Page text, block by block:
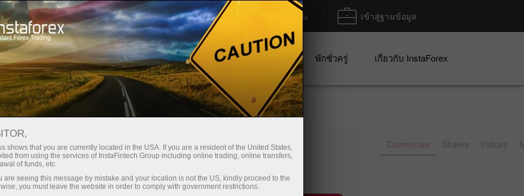
เปิดบัญชีเทรดทันที แพลตฟอร์มการเทรด ฝาก/ถอน เข้าสู่ฐานข้อมูล
เริ่มต้นใหม่ สำหรับนักลงทุน สำหรับหุ้นส่วน แคมเปญ พักชั่วครู่ เกี่ยวกับ InstaForex
1.0491 (%)
06 Aug 2026 08:00
Currencies Shares Indices
shows that you are currently located in the USA. If you are a resident of the United States,
from using the services of InstaFintech Group including online trading, online transfers,
of funds, etc.
are seeing this message by mistake and your location is not the US, kindly proceed to the
you must leave the website in order to comply with government restrictions.